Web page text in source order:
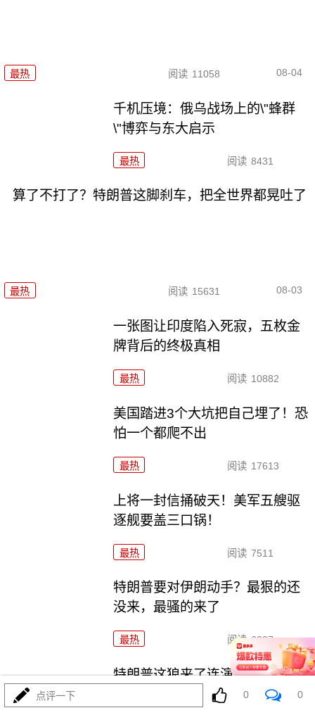
最热 阅读 11058 08-04
千机压境：俄乌战场上的\"蜂群
\"博弈与东大启示
最热 阅读 8431
算了不打了？特朗普这脚刹车，把全世界都晃吐了
最热 阅读 15631 08-03
一张图让印度陷入死寂，五枚金
牌背后的终极真相
最热 阅读 10882
美国踏进3个大坑把自己埋了！恐
怕一个都爬不出
最热 阅读 17613
上将一封信捅破天！美军五艘驱
逐舰要盖三口锅！
最热 阅读 7511
特朗普要对伊朗动手？最狠的还
没来，最骚的来了
最热 阅读 6087
特朗普这狼来了连演十遍，伊
朗：你猜我信不信？
点评一下 0 0